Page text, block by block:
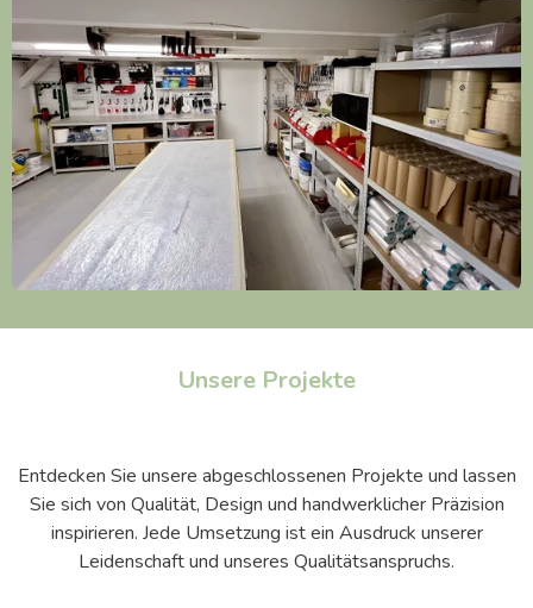
Unsere Projekte
Entdecken Sie unsere abgeschlossenen Projekte und lassen
Sie sich von Qualität, Design und handwerklicher Präzision
inspirieren. Jede Umsetzung ist ein Ausdruck unserer
Leidenschaft und unseres Qualitätsanspruchs.